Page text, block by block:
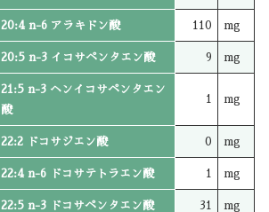
20:4 n-6 アラキドン酸 110 mg
20:5 n-3 イコサペンタエン酸 9 mg
21:5 n-3 ヘンイコサペンタエン
酸
1 mg
22:2 ドコサジエン酸 0 mg
22:4 n-6 ドコサテトラエン酸 1 mg
22:5 n-3 ドコサペンタエン酸 31 mg